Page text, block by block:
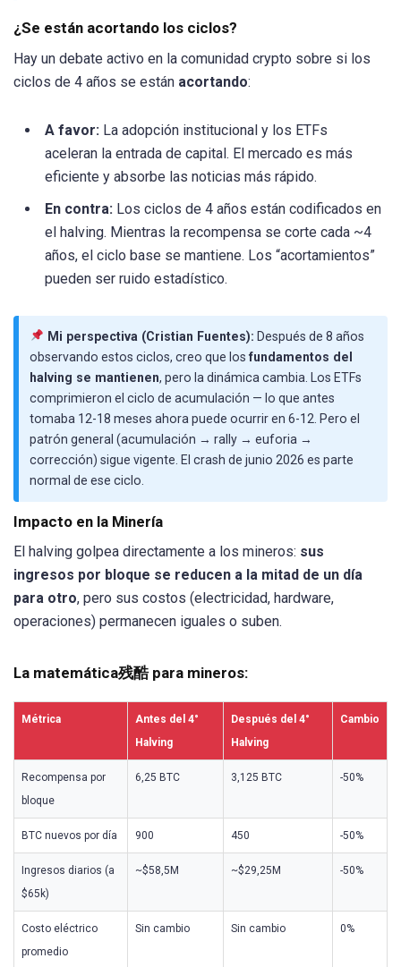
¿Se están acortando los ciclos?
Hay un debate activo en la comunidad crypto sobre si los
ciclos de 4 años se están acortando:
A favor: La adopción institucional y los ETFs
aceleran la entrada de capital. El mercado es más
eficiente y absorbe las noticias más rápido.
En contra: Los ciclos de 4 años están codificados en
el halving. Mientras la recompensa se corte cada ~4
años, el ciclo base se mantiene. Los “acortamientos”
pueden ser ruido estadístico.
Mi perspectiva (Cristian Fuentes): Después de 8 años
observando estos ciclos, creo que los fundamentos del
halving se mantienen, pero la dinámica cambia. Los ETFs
comprimieron el ciclo de acumulación — lo que antes
tomaba 12-18 meses ahora puede ocurrir en 6-12. Pero el
patrón general (acumulación → rally → euforia →
corrección) sigue vigente. El crash de junio 2026 es parte
normal de ese ciclo.
Impacto en la Minería
El halving golpea directamente a los mineros: sus
ingresos por bloque se reducen a la mitad de un día
para otro, pero sus costos (electricidad, hardware,
operaciones) permanecen iguales o suben.
La matemática残酷 para mineros:
Métrica
Antes del 4°
Halving
Después del 4°
Halving
Cambio
Recompensa por
bloque
6,25 BTC 3,125 BTC -50%
BTC nuevos por día 900 450 -50%
Ingresos diarios (a
$65k)
~$58,5M ~$29,25M -50%
Costo eléctrico
promedio
Sin cambio Sin cambio 0%